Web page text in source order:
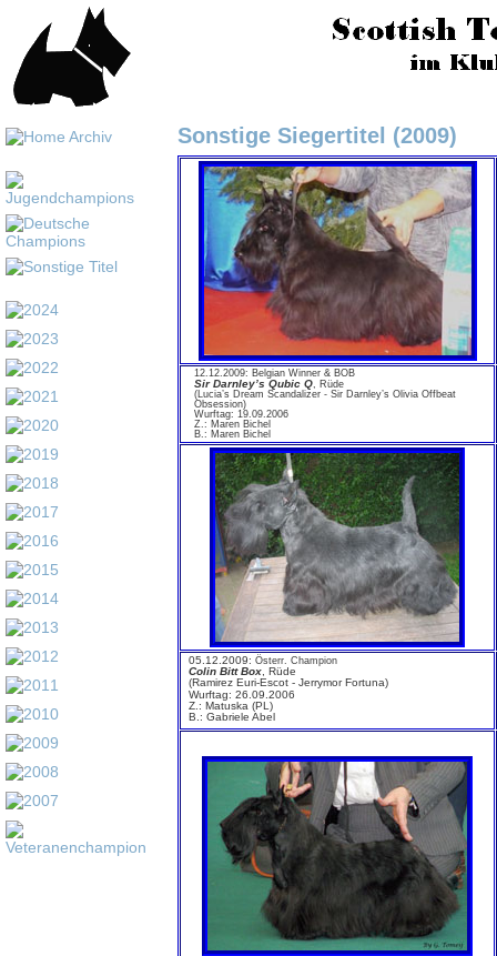
Sonstige Siegertitel (2009)
12.12.2009: Belgian Winner & BOB
Sir Darnley’s Qubic Q, Rüde
(Lucia’s Dream Scandalizer - Sir Darnley’s Olivia Offbeat
Obsession)
Wurftag: 19.09.2006
Z.: Maren Bichel
B.: Maren Bichel
05.12.2009: Österr. Champion
Colin Bitt Box , Rüde
(Ramirez Euri-Escot - Jerrymor Fortuna)
Wurftag: 26.09.2006
Z.: Matuska (PL)
B.: Gabriele Abel